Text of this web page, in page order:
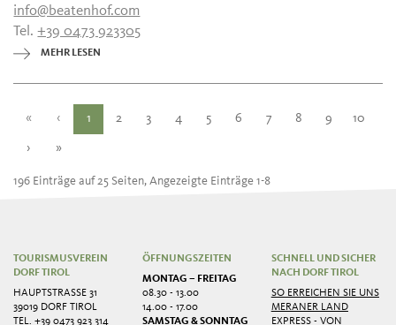
info@beatenhof.com
Tel.+39 0473 923305
MEHR LESEN
« ‹ 1 2 3 4 5 6 7 8 9 10
› »
196 Einträge auf 25 Seiten, Angezeigte Einträge 1-8
TOURISMUSVEREIN
DORF TIROL
HAUPTSTRASSE 31
39019 DORF TIROL
TEL.+39 0473 923 314
ÖFFNUNGSZEITEN
MONTAG – FREITAG
08.30 - 13.00
14.00 - 17.00
SAMSTAG & SONNTAG
SCHNELL UND SICHER
NACH DORF TIROL
SO ERREICHEN SIE UNS
MERANER LAND
EXPRESS - VON